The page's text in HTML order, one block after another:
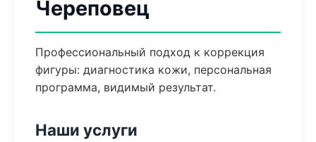
Череповец
Профессиональный подход к коррекция
фигуры: диагностика кожи, персональная
программа, видимый результат.
Наши услуги